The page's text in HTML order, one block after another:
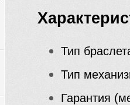
Тип
Тип
Гарантия